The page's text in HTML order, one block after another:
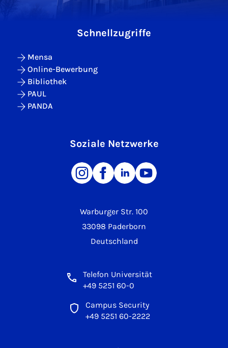
Warburger Str. 100
33098 Paderborn
Deutschland
Telefon Universität
+49 5251 60-0
Campus Security
+49 5251 60-2222
Schnellzugriffe
Mensa
Online-Bewerbung
Bibliothek
PAUL
PANDA
Soziale Netzwerke